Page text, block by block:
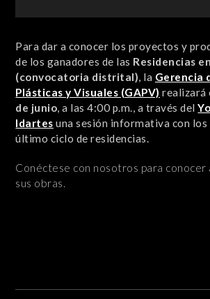
Para dar a conocer los proyectos y
de los ganadores de las Residencias
(convocatoria distrital), la Gerencia
Plásticas y Visuales (GAPV) realizará
de junio, a las 4:00 p.m., a través del
Idartes una sesión informativa con los
último ciclo de residencias.
Conéctese con nosotros para conocer
sus obras.